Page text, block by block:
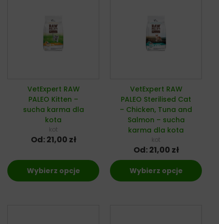
VetExpert RAW
PALEO Kitten –
sucha karma dla
kota
kot
Od:21,00 zł
Wybierz opcje
VetExpert RAW
PALEO Sterilised Cat
– Chicken, Tuna and
Salmon – sucha
karma dla kota
kot
Od:21,00 zł
Wybierz opcje